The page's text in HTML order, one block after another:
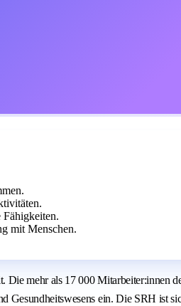
Fähigkeiten.
mit Menschen.
mehr als 17 000
ein. Die SRH ist